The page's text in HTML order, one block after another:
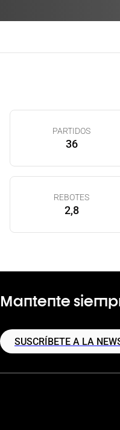
PARTIDOS
36
REBOTES
2,8
Mantente
SUSCRÍBETE A LA